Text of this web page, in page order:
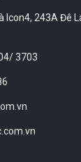
243A Đê
3703